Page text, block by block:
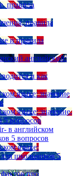
правила
правила
и правила
английский:
и как
языке: значение
языке: значение,
5 вопросов
в английском
5 вопросов
языке:
школьников 5
про